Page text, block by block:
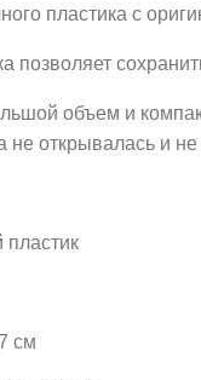
пластика с
позволяет
объем и
не открывалась и
см